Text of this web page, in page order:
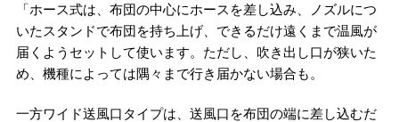
「ホース式は、布団の中心にホースを差し込み、ノズルにつ
いたスタンドで布団を持ち上げ、できるだけ遠くまで温風が
届くようセットして使います。ただし、吹き出し口が狭いた
め、機種によっては隅々まで行き届かない場合も。
一方ワイド送風口タイプは、送風口を布団の端に差し込むだ